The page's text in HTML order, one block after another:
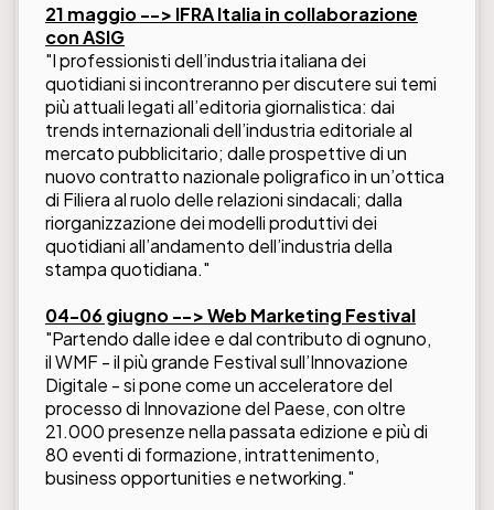
21 maggio --> IFRA Italia in collaborazione
con ASIG
"I professionisti dell’industria italiana dei
quotidiani si incontreranno per discutere sui temi
più attuali legati all’editoria giornalistica: dai
trends internazionali dell’industria editoriale al
mercato pubblicitario; dalle prospettive di un
nuovo contratto nazionale poligrafico in un’ottica
di Filiera al ruolo delle relazioni sindacali; dalla
riorganizzazione dei modelli produttivi dei
quotidiani all’andamento dell’industria della
stampa quotidiana."
04-06 giugno --> Web Marketing Festival
"Partendo dalle idee e dal contributo di ognuno,
il WMF - il più grande Festival sull’Innovazione
Digitale - si pone come un acceleratore del
processo di Innovazione del Paese, con oltre
21.000 presenze nella passata edizione e più di
80 eventi di formazione, intrattenimento,
business opportunities e networking."